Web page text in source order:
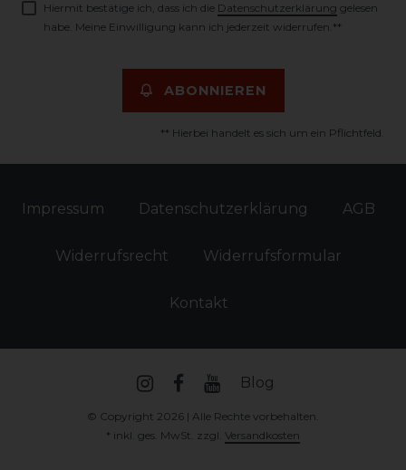
Hiermit bestätige ich, dass ich die Daten­schutz­erklärung gelesen
habe. Meine Einwilligung kann ich jederzeit widerrufen.**
ABONNIEREN
** Hierbei handelt es sich um ein Pflichtfeld.
Impressum Daten­schutz­erklärung AGB
Widerrufs­recht Widerrufs­formular
Kontakt
Blog
© Copyright 2026 | Alle Rechte vorbehalten.
* inkl. ges. MwSt. zzgl. Versandkosten